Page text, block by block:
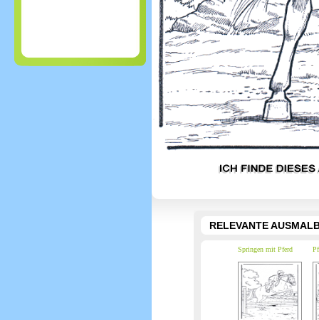
RELEVANTE
Springen mit Pferd